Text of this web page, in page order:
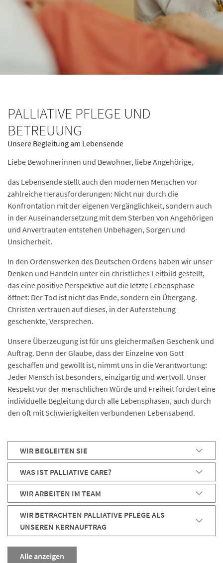
PALLIATIVE PFLEGE UND
BETREUUNG
Unsere Begleitung am Lebensende
Liebe Bewohnerinnen und Bewohner, liebe Angehörige,
das Lebensende stellt auch den modernen Menschen vor
zahlreiche Herausforderungen: Nicht nur durch die
Konfrontation mit der eigenen Vergänglichkeit, sondern auch
in der Auseinandersetzung mit dem Sterben von Angehörigen
und Anvertrauten entstehen Unbehagen, Sorgen und
Unsicherheit.
In den Ordenswerken des Deutschen Ordens haben wir unser
Denken und Handeln unter ein christliches Leitbild gestellt,
das eine positive Perspektive auf die letzte Lebensphase
öffnet: Der Tod ist nicht das Ende, sondern ein Übergang.
Christen vertrauen auf dieses, in der Auferstehung
geschenkte, Versprechen.
Unsere Überzeugung ist für uns gleichermaßen Geschenk und
Auftrag. Denn der Glaube, dass der Einzelne von Gott
geschaffen und gewollt ist, nimmt uns in die Verantwortung:
Jeder Mensch ist besonders, einzigartig und wertvoll. Unser
Respekt vor der menschlichen Würde und Freiheit fordert eine
individuelle Begleitung durch alle Lebensphasen, auch durch
den oft mit Schwierigkeiten verbundenen Lebensabend.
WIR BEGLEITEN SIE
WAS IST PALLIATIVE CARE?
WIR ARBEITEN IM TEAM
WIR BETRACHTEN PALLIATIVE PFLEGE ALS
UNSEREN KERNAUFTRAG
Alleanzeigen